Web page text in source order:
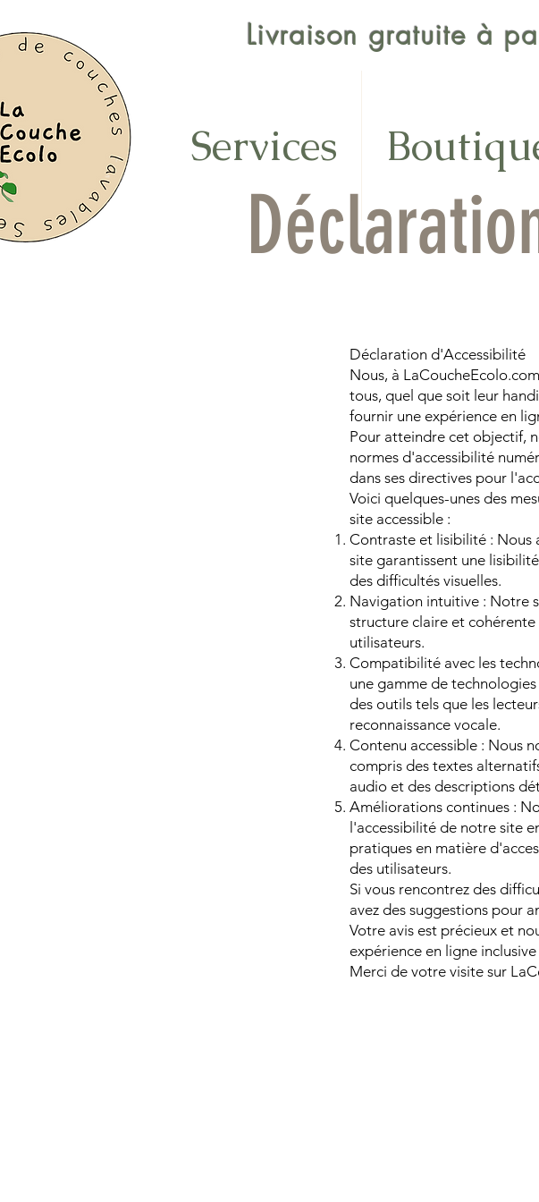
Livraison gratuite à
Services
Déclaration d'Accessibilité
Nous, à
tous, quel que soit leur
fournir une expérience en
Pour atteindre cet objectif,
normes d'accessibilité
dans ses directives pour
Voici quelques-unes des
site accessible :
Contraste et lisibilité : Nous
site garantissent une
des difficultés visuelles.
Navigation intuitive : Notre
structure claire et
utilisateurs.
Compatibilité avec les
une gamme de
des outils tels que les
reconnaissance vocale.
Contenu accessible : Nous
compris des textes
audio et des descriptions
Améliorations continues :
l'accessibilité de notre site
pratiques en matière
des utilisateurs.
Si vous rencontrez des
avez des suggestions pour
Votre avis est précieux et
expérience en ligne
Merci de votre visite sur